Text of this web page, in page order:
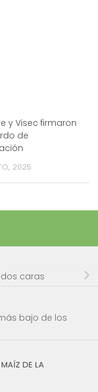
y Visec firmaron
de
2025
dos caras
bajo de los
DE LA